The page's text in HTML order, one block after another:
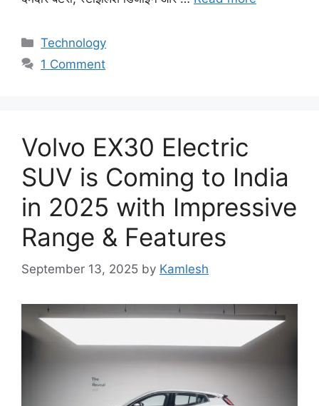
Categories
Technology
1 Comment
Volvo EX30 Electric
SUV is Coming to India
in 2025 with Impressive
Range & Features
September 13, 2025 by Kamlesh